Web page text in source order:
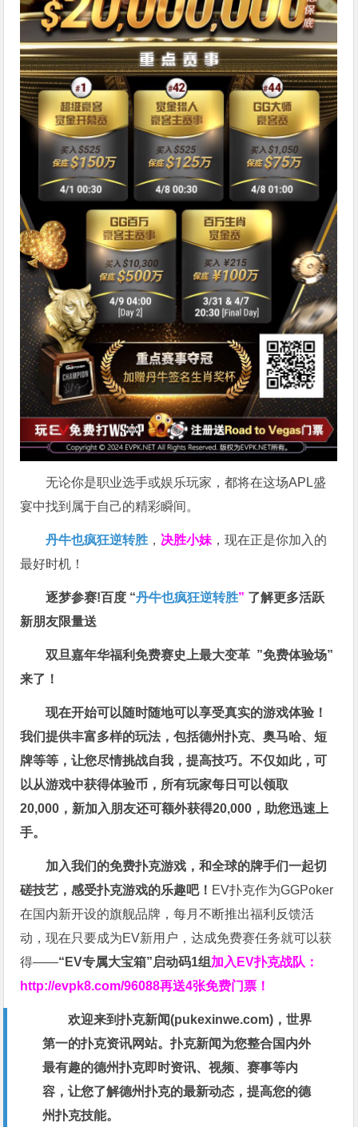
无论你是职业选手或娱乐玩家，都将在这场APL盛
宴中找到属于自己的精彩瞬间。
丹牛也疯狂逆转胜 ， 决胜小妹 ，现在正是你加入的
最好时机！
逐梦参赛!百度 “丹牛也疯狂逆转胜” 了解更多活跃
新朋友限量送
双旦嘉年华福利免费赛史上最大变革 ”免费体验场”
来了！
现在开始可以随时随地可以享受真实的游戏体验！
我们提供丰富多样的玩法，包括德州扑克、奥马哈、短
牌等等，让您尽情挑战自我，提高技巧。不仅如此，可
以从游戏中获得体验币，所有玩家每日可以领取
20,000，新加入朋友还可额外获得20,000，助您迅速上
手。
加入我们的免费扑克游戏，和全球的牌手们一起切
磋技艺，感受扑克游戏的乐趣吧！ EV扑克作为GGPoker
在国内新开设的旗舰品牌，每月不断推出福利反馈活
动，现在只要成为EV新用户，达成免费赛任务就可以获
得——“EV专属大宝箱”启动码1组 加入EV扑克战队：
http://evpk8.com/96088再送4张免费门票！
欢迎来到扑克新闻(pukexinwe.com)，世界
第一的扑克资讯网站。扑克新闻为您整合国内外
最有趣的德州扑克即时资讯、视频、赛事等内
容，让您了解德州扑克的最新动态，提高您的德
州扑克技能。